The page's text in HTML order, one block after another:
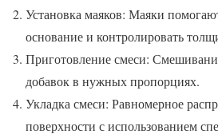
Установка маяков: Маяки
основание и контролировать
Приготовление смеси:
добавок в нужных пропорциях.
Укладка смеси: Равномерное
поверхности с использованием